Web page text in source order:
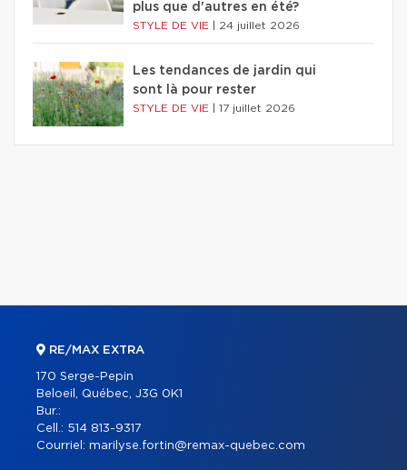
plus que d'autres en été?
STYLE DE VIE 24 juillet 2026
Les tendances de jardin qui
sont là pour rester
STYLE DE VIE 17 juillet 2026
RE/MAX EXTRA
170 Serge-Pepin
Beloeil, Québec, J3G 0K1
Bur.:
Cell.: 514 813-9317
Courriel: marilyse.fortin@remax-quebec.com